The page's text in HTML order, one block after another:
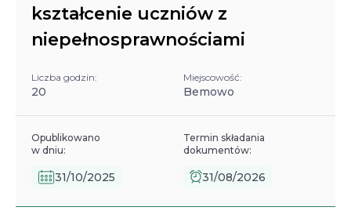
kształcenie uczniów z
niepełnosprawnościami
Liczba godzin:
20
Miejscowość:
Bemowo
Opublikowano
w dniu:
31/10/2025
Termin składania
dokumentów:
31/08/2026